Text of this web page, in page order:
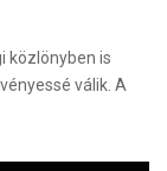
közlönyben is
válik. A